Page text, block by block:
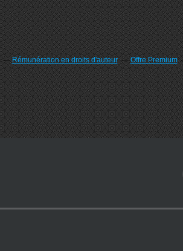
Rémunération en droits d'auteur Offre Premium